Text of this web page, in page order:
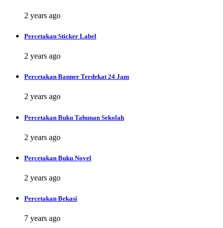
2 years ago
Percetakan Sticker Label
2 years ago
Percetakan Banner Terdekat 24 Jam
2 years ago
Percetakan Buku Tahunan Sekolah
2 years ago
Percetakan Buku Novel
2 years ago
Percetakan Bekasi
7 years ago